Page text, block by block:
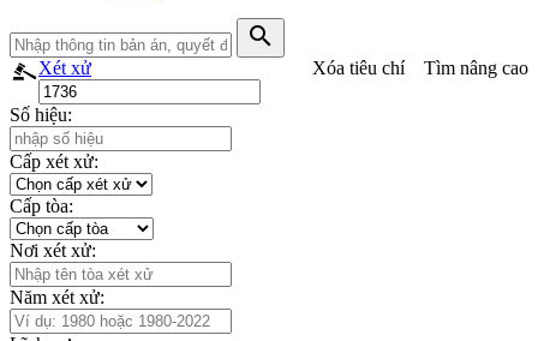
search
Xét xử Tìm nâng cao
Xóa tiêu chí
Số hiệu:
Cấp xét xử:
Cấp tòa:
Nơi xét xử:
Năm xét xử: